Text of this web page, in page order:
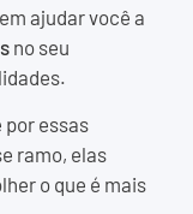
ajudar você a
no seu
por essas
ramo, elas
o que é mais